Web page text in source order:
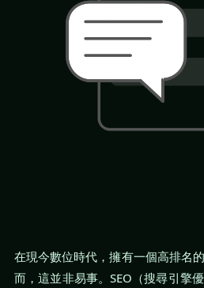
在現今數位時代，擁有一個高排名
而，這並非易事。SEO（搜尋引擎